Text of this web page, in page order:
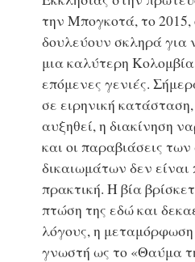
την Μπογκοτά, το 2015,
δουλεύουν σκληρά για
μια καλύτερη Κολομβία
επόμενες γενιές.
σε ειρηνική
αυξηθεί, η διακίνηση
και οι παραβιάσεις
δικαιωμάτων δεν είναι
πρακτική. Η βία
πτώση της εδώ και
λόγους, η μεταμόρφωση
γνωστή ως το «Θαύμα